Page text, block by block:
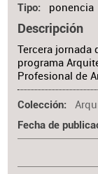
Tipo ponencia
Descripción
Tercera jornada
programa
Profesional de
Colección
Fecha de